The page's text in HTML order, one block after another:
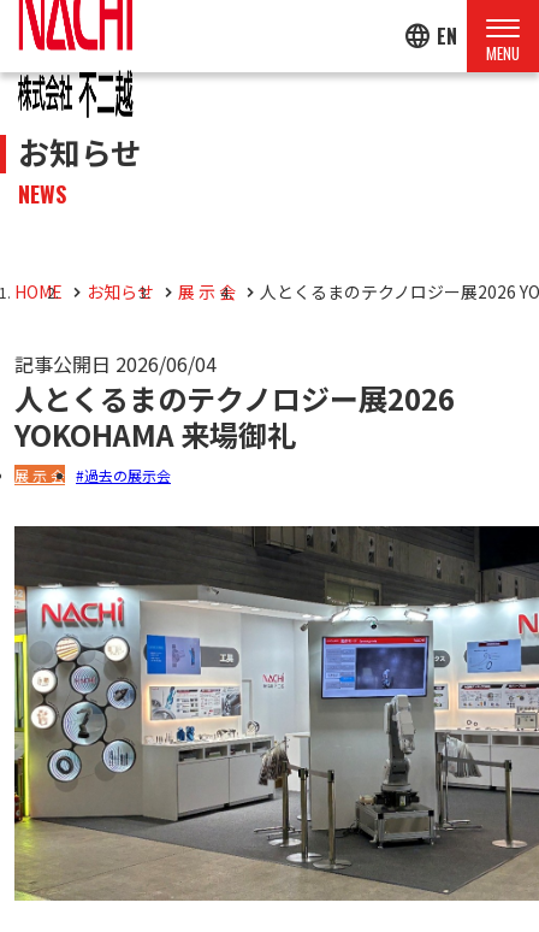
language EN
お知らせ
NEWS
HOME お知らせ 展 示 会 人とくるまのテクノロジー展2026
記事公開日 2026/06/04
人とくるまのテクノロジー展2026
YOKOHAMA 来場御礼
展 示 会 過去の展示会